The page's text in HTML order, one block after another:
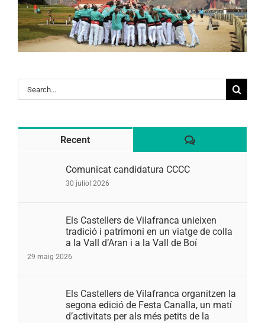
Search
for:
Recent Comentaris
Comunicat candidatura CCCC
30 juliol 2026
Els Castellers de Vilafranca unieixen
tradició i patrimoni en un viatge de colla
a la Vall d’Aran i a la Vall de Boí
29 maig 2026
Els Castellers de Vilafranca organitzen la
segona edició de Festa Canalla, un matí
d’activitats per als més petits de la